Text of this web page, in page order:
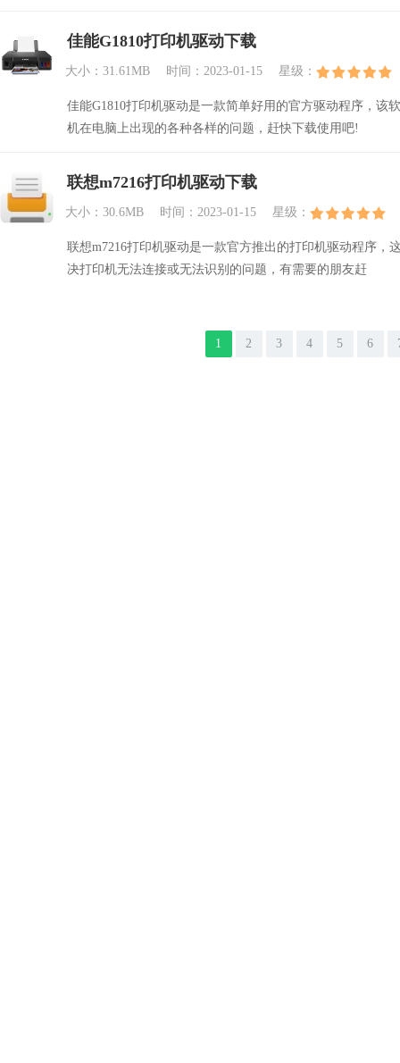
佳能G1810打印机驱动下载
大小：31.61MB 时间：2023-01-15 星级：
佳能G1810打印机驱动是一款简单好用的官方驱动程序，该
机在电脑上出现的各种各样的问题，赶快下载使用吧!
联想m7216打印机驱动下载
大小：30.6MB 时间：2023-01-15 星级：
联想m7216打印机驱动是一款官方推出的打印机驱动程序，
决打印机无法连接或无法识别的问题，有需要的朋友赶
1 2 3 4 5 6